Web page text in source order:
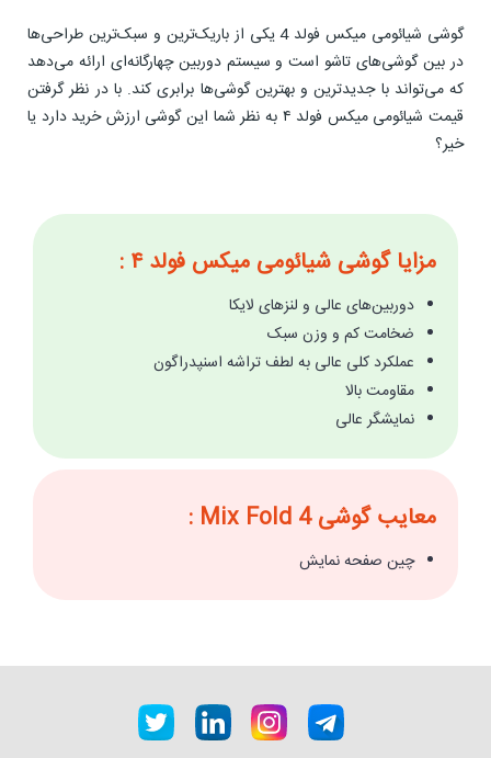
گوشی شیائومی میکس فولد 4 یکی از باریک‌ترین و سبک‌ترین طراحی‌ها
در بین گوشی‌های تاشو است و سیستم دوربین چهارگانه‌ای ارائه می‌دهد
که می‌تواند با جدیدترین و بهترین‌ گوشی‌ها برابری کند. با در نظر گرفتن
قیمت شیائومی میکس فولد ۴ به نظر شما این گوشی ارزش خرید دارد یا
خیر؟
مزایا گوشی شیائومی میکس فولد ۴ :
دوربین‌های عالی و لنزهای لایکا
ضخامت کم و وزن سبک
عملکرد کلی عالی به لطف تراشه اسنپدراگون
مقاومت بالا
نمایشگر عالی
معایب گوشی Mix Fold 4 :
چین صفحه نمایش